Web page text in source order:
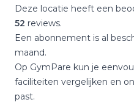
Deze locatie heeft een
52 reviews.
Een abonnement is al
maand.
Op GymPare kun je
faciliteiten vergelijken en
past.